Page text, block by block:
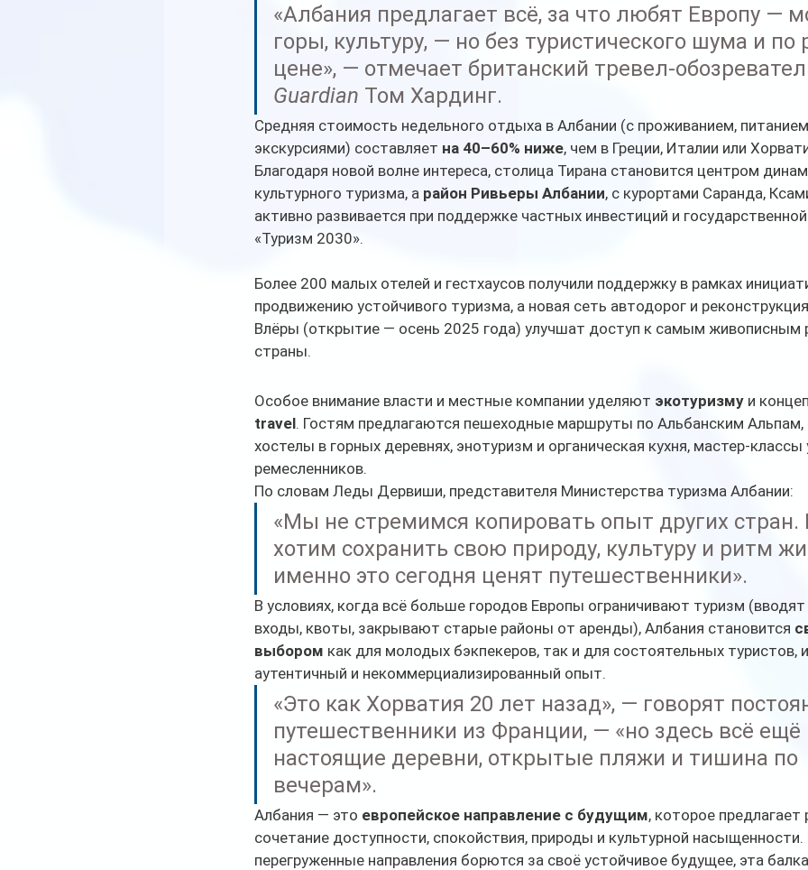
«Албания предлагает всё, за что любят Европу —
горы, культуру, — но без туристического шума и по
цене», — отмечает британский тревел-
Guardian Том Хардинг.
Средняя стоимость недельного отдыха в Албании (с проживанием,
экскурсиями) составляет на 40–60% ниже, чем в Греции, Италии или
Благодаря новой волне интереса, столица Тирана становится центром
культурного туризма, а район Ривьеры Албании, с курортами Саранда,
активно развивается при поддержке частных инвестиций и
«Туризм 2030».
Более 200 малых отелей и гестхаусов получили поддержку в рамках
продвижению устойчивого туризма, а новая сеть автодорог и
Влёры (открытие — осень 2025 года) улучшат доступ к самым живописным
страны.
Особое внимание власти и местные компании уделяют экотуризму и
travel. Гостям предлагаются пешеходные маршруты по Альбанским Альпам,
хостелы в горных деревнях, энотуризм и органическая кухня, мастер-классы
ремесленников.
По словам Леды Дервиши, представителя Министерства туризма Албании:
«Мы не стремимся копировать опыт других
хотим сохранить свою природу, культуру и ритм
именно это сегодня ценят путешественники».
В условиях, когда всё больше городов Европы ограничивают туризм
входы, квоты, закрывают старые районы от аренды), Албания становится
выбором как для молодых бэкпекеров, так и для состоятельных туристов,
аутентичный и некоммерциализированный опыт.
«Это как Хорватия 20 лет назад», — говорят
путешественники из Франции, — «но здесь всё ещё
настоящие деревни, открытые пляжи и тишина по
вечерам».
Албания — это европейское направление с будущим, которое предлагает
сочетание доступности, спокойствия, природы и культурной насыщенности.
перегруженные направления борются за своё устойчивое будущее, эта